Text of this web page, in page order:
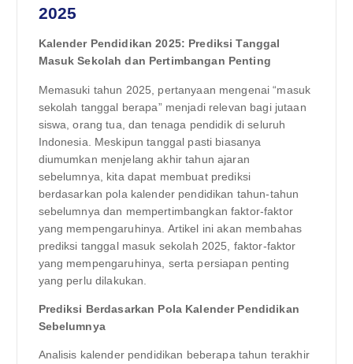
2025
Kalender Pendidikan 2025: Prediksi Tanggal
Masuk Sekolah dan Pertimbangan Penting
Memasuki tahun 2025, pertanyaan mengenai “masuk
sekolah tanggal berapa” menjadi relevan bagi jutaan
siswa, orang tua, dan tenaga pendidik di seluruh
Indonesia. Meskipun tanggal pasti biasanya
diumumkan menjelang akhir tahun ajaran
sebelumnya, kita dapat membuat prediksi
berdasarkan pola kalender pendidikan tahun-tahun
sebelumnya dan mempertimbangkan faktor-faktor
yang mempengaruhinya. Artikel ini akan membahas
prediksi tanggal masuk sekolah 2025, faktor-faktor
yang mempengaruhinya, serta persiapan penting
yang perlu dilakukan.
Prediksi Berdasarkan Pola Kalender Pendidikan
Sebelumnya
Analisis kalender pendidikan beberapa tahun terakhir